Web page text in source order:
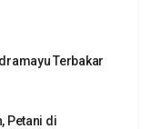
Terbakar
Petani di